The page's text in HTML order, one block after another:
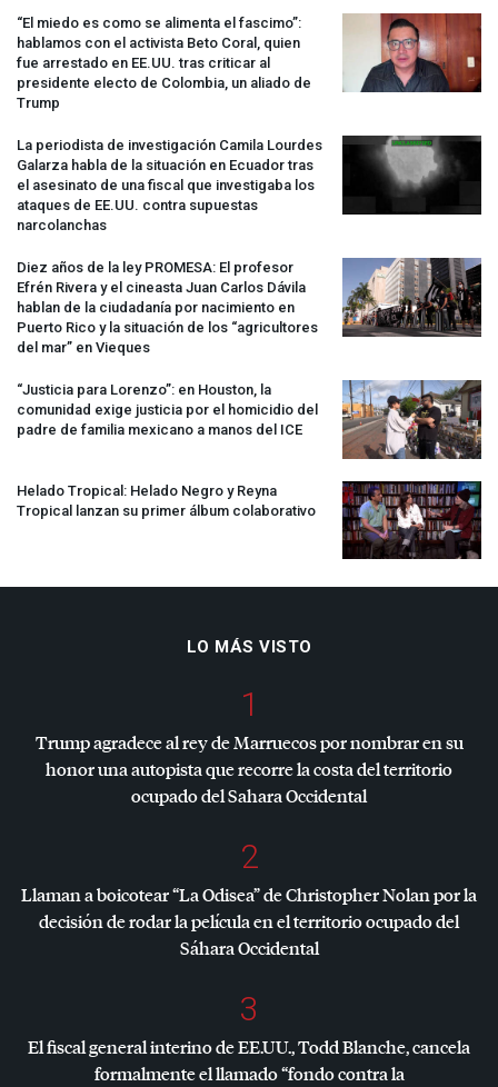
“El miedo es como se alimenta el fascimo”:
hablamos con el activista Beto Coral, quien
fue arrestado en EE.UU. tras criticar al
presidente electo de Colombia, un aliado de
Trump
La periodista de investigación Camila Lourdes
Galarza habla de la situación en Ecuador tras
el asesinato de una fiscal que investigaba los
ataques de EE.UU. contra supuestas
narcolanchas
Diez años de la ley PROMESA: El profesor
Efrén Rivera y el cineasta Juan Carlos Dávila
hablan de la ciudadanía por nacimiento en
Puerto Rico y la situación de los “agricultores
del mar” en Vieques
“Justicia para Lorenzo”: en Houston, la
comunidad exige justicia por el homicidio del
padre de familia mexicano a manos del ICE
Helado Tropical: Helado Negro y Reyna
Tropical lanzan su primer álbum colaborativo
LO MÁS VISTO
1
Trump agradece al rey de Marruecos por nombrar en su
honor una autopista que recorre la costa del territorio
ocupado del Sahara Occidental
2
Llaman a boicotear “La Odisea” de Christopher Nolan por la
decisión de rodar la película en el territorio ocupado del
Sáhara Occidental
3
El fiscal general interino de EE.UU., Todd Blanche, cancela
formalmente el llamado “fondo contra la